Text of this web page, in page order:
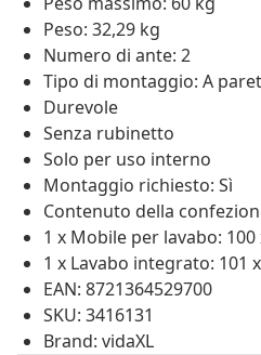
Peso: 32,29 kg
Numero di ante: 2
Tipo di montaggio: A
Durevole
Senza rubinetto
Solo per uso interno
Montaggio richiesto: Sì
Contenuto della
1 x Mobile per lavabo: 100
1 x Lavabo integrato: 101
EAN: 8721364529700
SKU: 3416131
Brand: vidaXL